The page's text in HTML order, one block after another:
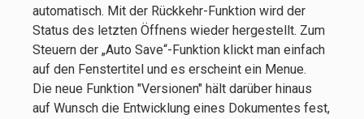
automatisch. Mit der Rückkehr-Funktion wird der
Status des letzten Öffnens wieder hergestellt. Zum
Steuern der „Auto Save“-Funktion klickt man einfach
auf den Fenstertitel und es erscheint ein Menue.
Die neue Funktion "Versionen" hält darüber hinaus
auf Wunsch die Entwicklung eines Dokumentes fest,